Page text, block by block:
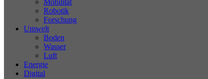
Robotik
Forschung
Umwelt
Boden
Wasser
Luft
Energie
Digital